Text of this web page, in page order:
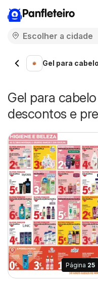
Panfleteiro
Gel para cabelo
Gel para
descontos e
Página 25